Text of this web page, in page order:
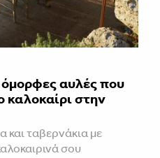
αυλές που
καλοκαίρι στην
και ταβερνάκια με
σου